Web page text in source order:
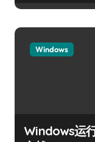
Windows
Windows运